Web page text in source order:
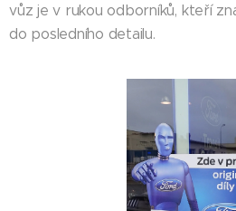
vůz je v rukou odborníků, kteří
do posledního detailu.